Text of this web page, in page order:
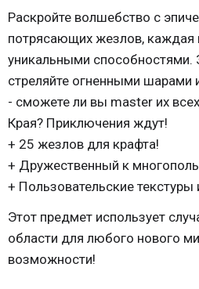
Раскройте волшебство с
потрясающих жезлов, каждая
уникальными
стреляйте огненными шарами
- сможете ли вы master их
Края? Приключения ждут!
+ 25 жезлов для крафта!
+ Дружественный к
+ Пользовательские текстуры
Этот предмет использует
области для любого нового
возможности!